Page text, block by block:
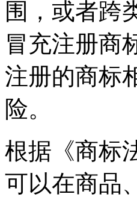
围，或者跨
冒充注册商
注册的商标
险。
根据《商标
可以在商品